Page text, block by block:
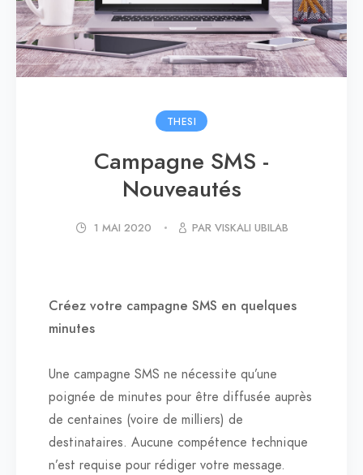
THESI
Campagne SMS -
Nouveautés
1 MAI 2020 PAR VISKALI UBILAB
Créez votre campagne SMS en quelques
minutes
Une campagne SMS ne nécessite qu’une
poignée de minutes pour être diffusée auprès
de centaines (voire de milliers) de
destinataires. Aucune compétence technique
n’est requise pour rédiger votre message.